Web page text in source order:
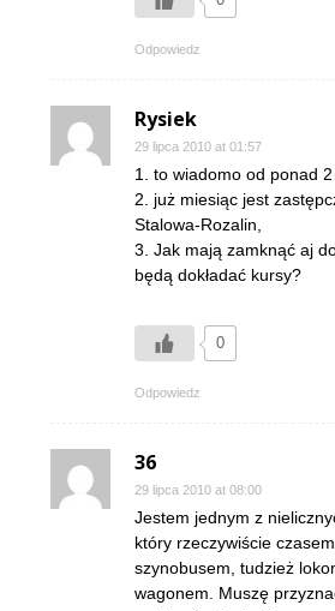
Odpowiedz
Rysiek
29 lipca 2010 at 01:57
1. to wiadomo od ponad 2
2. już miesiąc jest
Stalowa-Rozalin,
3. Jak mają zamknąć aj
będą dokładać kursy?
0
Odpowiedz
36
29 lipca 2010 at 08:00
Jestem jednym z
który rzeczywiście
szynobusem, tudzież
wagonem. Muszę